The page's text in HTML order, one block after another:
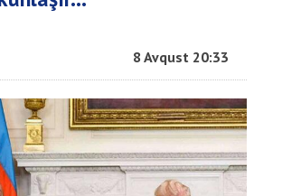
8 Avqust 20:33